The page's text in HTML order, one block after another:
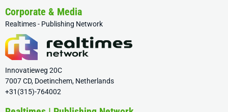
Corporate & Media
Realtimes - Publishing Network
Innovatieweg 20C
7007 CD, Doetinchem, Netherlands
+31(315)-764002